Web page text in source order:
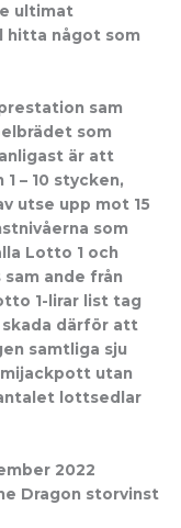
ultimat
hitta något som
sam
som
är att
– 10 stycken,
utse upp mot 15
som
Lotto 1 och
ande från
1-lirar list tag
därför att
samtliga sju
utan
lottsedlar
2022